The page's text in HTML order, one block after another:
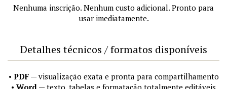
Nenhuma inscrição. Nenhum custo adicional. Pronto para
usar imediatamente.
Detalhes técnicos / formatos disponíveis
• PDF— visualização exata e pronta para compartilhamento
• Word — texto, tabelas e formatação totalmente editáveis